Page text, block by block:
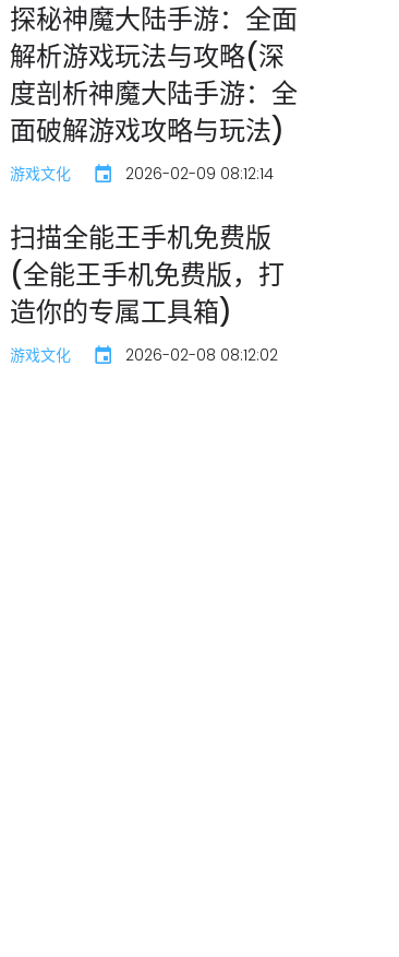
探秘神魔大陆手游：全面
解析游戏玩法与攻略(深
度剖析神魔大陆手游：全
面破解游戏攻略与玩法)
游戏文化 2026-02-09 08:12:14
扫描全能王手机免费版
(全能王手机免费版，打
造你的专属工具箱)
游戏文化 2026-02-08 08:12:02